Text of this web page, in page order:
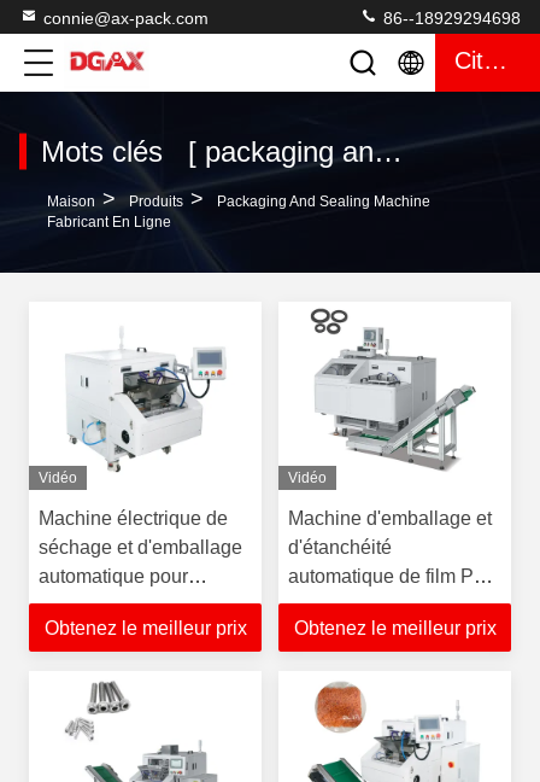
connie@ax-pack.com 86--18929294698
Citation
Mots clés [ packaging and sealing machine ] Le match 120 produits
Maison > Produits >
Packaging And Sealing Machine
Fabricant En Ligne
Vidéo
Machine électrique de
séchage et d'emballage
automatique pour
matériel électrique
Obtenez le meilleur prix
Vidéo
Machine d'emballage et
d'étanchéité
automatique de film PE
à propulsion électrique
pour le matériel
Obtenez le meilleur prix